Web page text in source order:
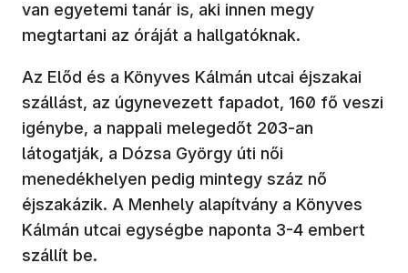
van egyetemi tanár is, aki innen megy
megtartani az óráját a hallgatóknak.
Az Előd és a Könyves Kálmán utcai éjszakai
szállást, az úgynevezett fapadot, 160 fő veszi
igénybe, a nappali melegedőt 203-an
látogatják, a Dózsa György úti női
menedékhelyen pedig mintegy száz nő
éjszakázik. A Menhely alapítvány a Könyves
Kálmán utcai egységbe naponta 3-4 embert
szállít be.